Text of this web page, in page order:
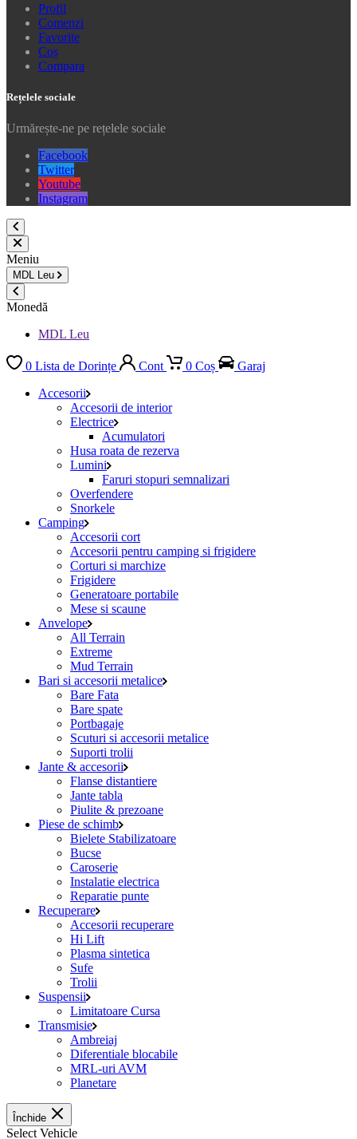
Profil
Comenzi
Favorite
Coș
Compara
Rețelele sociale
Urmărește-ne pe rețelele sociale
Facebook
Twitter
Youtube
Instagram
Meniu
MDL Leu
Monedă
MDL Leu
0 Lista de Dorințe Cont 0 Coș
Garaj
Accesorii
Accesorii de interior
Electrice
Acumulatori
Husa roata de rezerva
Lumini
Faruri stopuri semnalizari
Overfendere
Snorkele
Camping
Accesorii cort
Accesorii pentru camping si frigidere
Corturi si marchize
Frigidere
Generatoare portabile
Mese si scaune
Anvelope
All Terrain
Extreme
Mud Terrain
Bari si accesorii metalice
Bare Fata
Bare spate
Portbagaje
Scuturi si accesorii metalice
Suporti trolii
Jante & accesorii
Flanse distantiere
Jante tabla
Piulite & prezoane
Piese de schimb
Bielete Stabilizatoare
Bucse
Caroserie
Instalatie electrica
Reparatie punte
Recuperare
Accesorii recuperare
Hi Lift
Plasma sintetica
Sufe
Trolii
Suspensii
Limitatoare Cursa
Transmisie
Ambreiaj
Diferentiale blocabile
MRL-uri AVM
Planetare
Închide
Select Vehicle